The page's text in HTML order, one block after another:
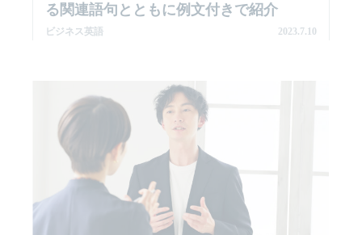
る関連語句とともに例文付きで紹介
ビジネス英語 2023.7.10